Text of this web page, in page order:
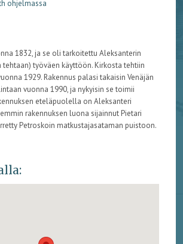
ohjelmassa
1832, ja se oli tarkoitettu Aleksanterin
tehtaan) työväen käyttöön. Kirkosta tehtiin
1929. Rakennus palasi takaisin Venäjän
vuonna 1990, ja nykyisin se toimii
eteläpuolella on Aleksanteri
rakennuksen luona sijainnut Pietari
Petroskoin matkustajasataman puistoon.